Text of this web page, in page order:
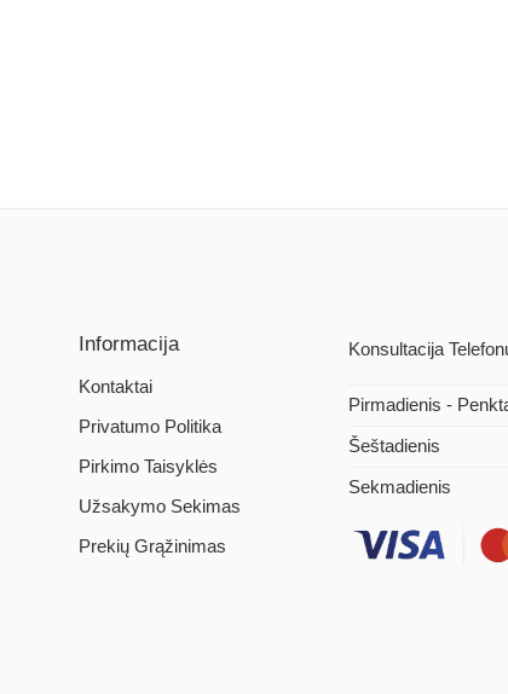
Informacija
Kontaktai
Privatumo Politika
Pirkimo Taisyklės
Užsakymo Sekimas
Prekių Grąžinimas
Konsultacija
Pirmadienis -
Šeštadienis
Sekmadienis